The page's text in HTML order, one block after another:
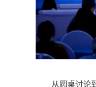
从圆桌讨论到